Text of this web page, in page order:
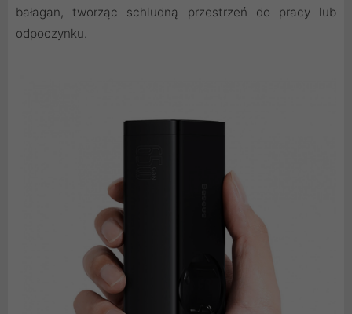
bałagan, tworząc schludną przestrzeń do pracy lub
odpoczynku.